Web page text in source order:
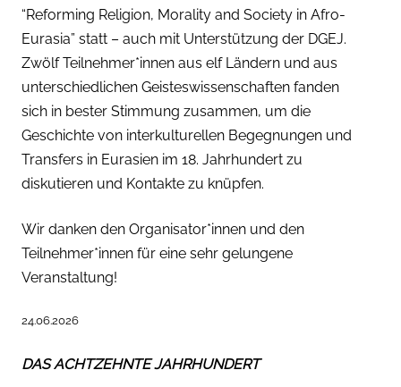
“Reforming Religion, Morality and Society in Afro-
Eurasia” statt – auch mit Unterstützung der DGEJ.
Zwölf Teilnehmer*innen aus elf Ländern und aus
unterschiedlichen Geisteswissenschaften fanden
sich in bester Stimmung zusammen, um die
Geschichte von interkulturellen Begegnungen und
Transfers in Eurasien im 18. Jahrhundert zu
diskutieren und Kontakte zu knüpfen.
Wir danken den Organisator*innen und den
Teilnehmer*innen für eine sehr gelungene
Veranstaltung!
24.06.2026
DAS ACHTZEHNTE JAHRHUNDERT